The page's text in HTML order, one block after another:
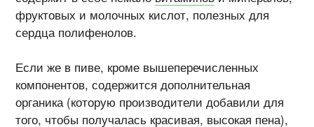
фруктовых и молочных кислот, полезных для
сердца полифенолов.
Если же в пиве, кроме вышеперечисленных
компонентов, содержится дополнительная
органика (которую производители добавили для
того, чтобы получалась красивая, высокая пена),